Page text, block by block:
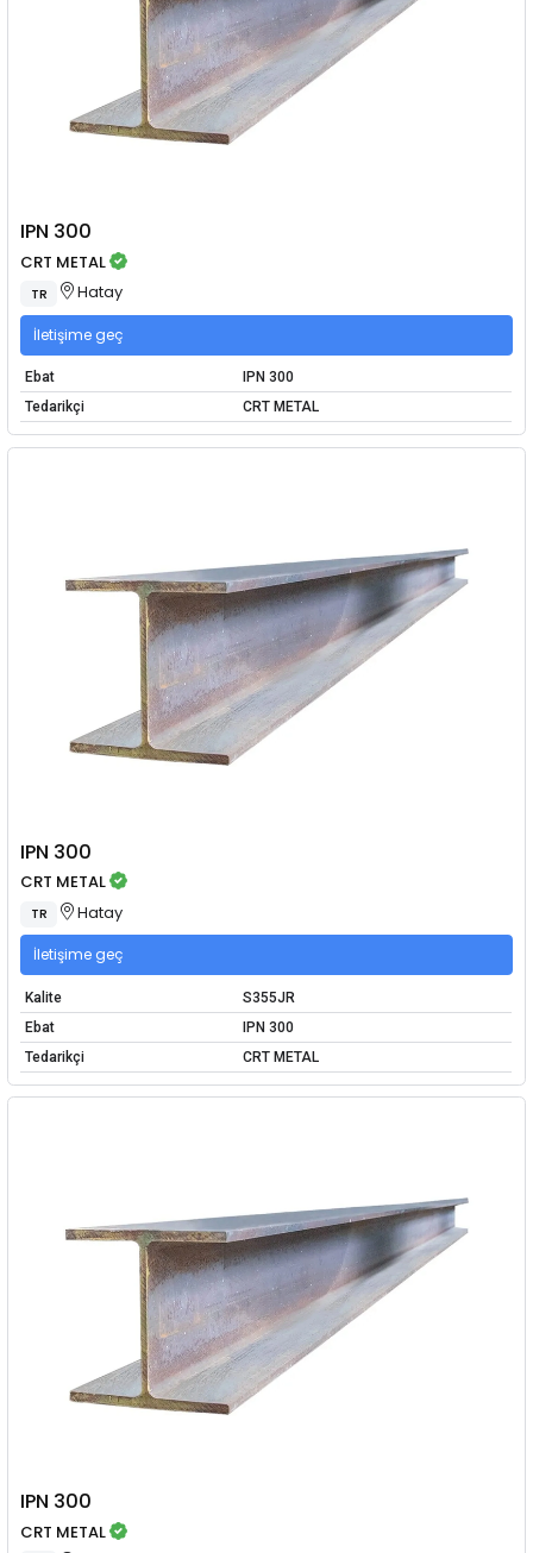
IPN 300
CRT METAL
TR Hatay
İletişime geç
Ebat
IPN 300
Tedarikçi
CRT METAL
IPN 300
CRT METAL
TR Hatay
İletişime geç
Kalite
S355JR
Ebat
IPN 300
Tedarikçi
CRT METAL
IPN 300
CRT METAL